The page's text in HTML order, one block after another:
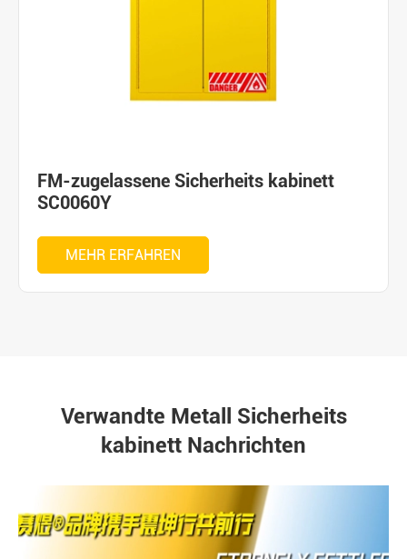
FM-zugelassene Sicherheits kabinett
SC0060Y
MEHR ERFAHREN
Verwandte Metall Sicherheits
kabinett Nachrichten